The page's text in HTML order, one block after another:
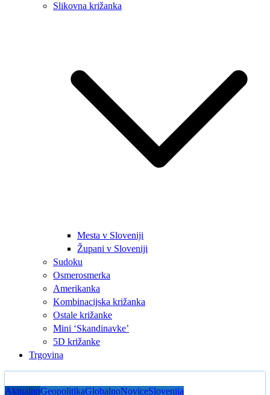
Slikovna križanka
Mesta v Sloveniji
Župani v Sloveniji
Sudoku
Osmerosmerka
Amerikanka
Kombinacijska križanka
Ostale križanke
Mini ‘Skandinavke’
5D križanke
Trgovina
AktualnoGeopolitikaGlobalnoNoviceSlovenija